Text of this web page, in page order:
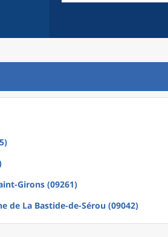
Girons (09261)
de La Bastide-de-Sérou (09042)